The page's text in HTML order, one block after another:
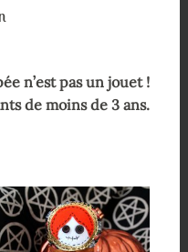
n’est pas un jouet !
de moins de 3 ans.